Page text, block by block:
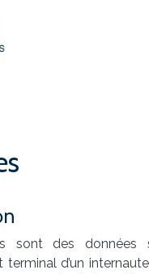
sont des données
terminal d’un